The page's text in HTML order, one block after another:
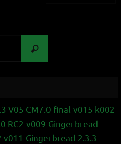
V05 CM7.0 final v015 k002
RC2 v009 Gingerbread
v011 Gingerbread 2.3.3